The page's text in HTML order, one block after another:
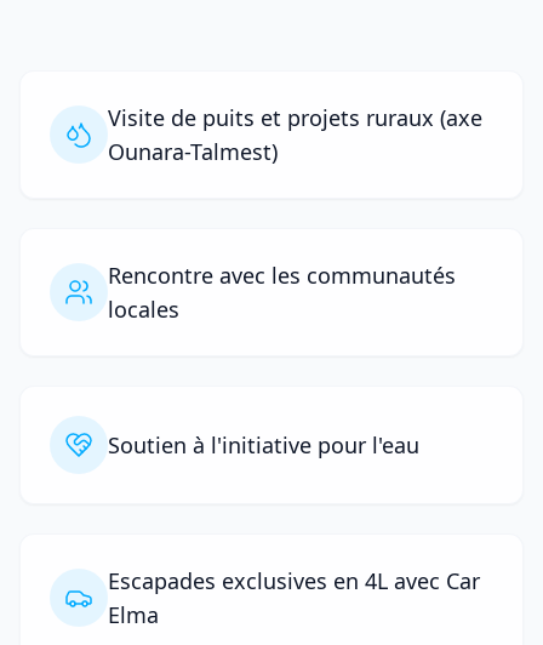
Visite de puits et projets ruraux (axe
Ounara-Talmest)
Rencontre avec les communautés
locales
Soutien à l'initiative pour l'eau
Escapades exclusives en 4L avec Car
Elma